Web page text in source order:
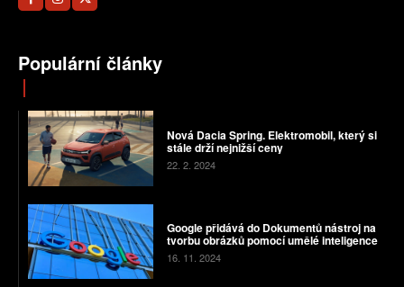
Populární články
Nová Dacia Spring. Elektromobil, který si
stále drží nejnižší ceny
22. 2. 2024
Google přidává do Dokumentů nástroj na
tvorbu obrázků pomocí umělé inteligence
16. 11. 2024